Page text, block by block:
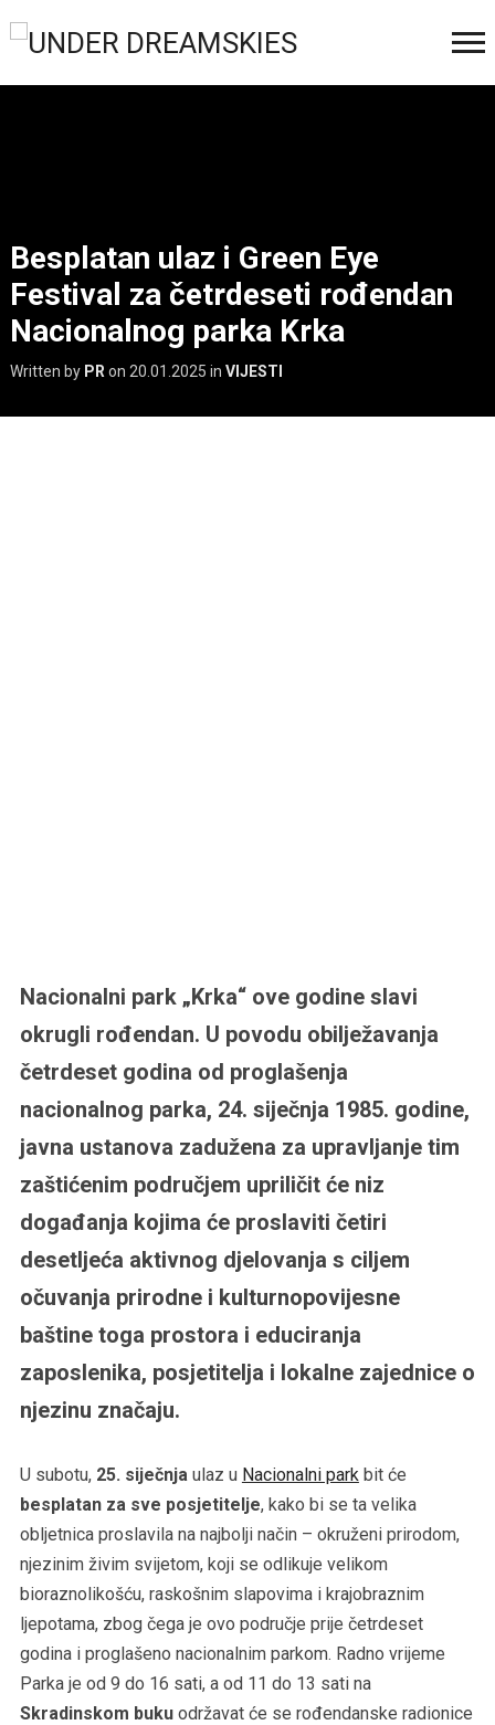
Besplatan ulaz i Green Eye
Festival za četrdeseti rođendan
Nacionalnog parka Krka
Written by PR on 20.01.2025 in VIJESTI
Nacionalni park „Krka“ ove godine slavi
okrugli rođendan. U povodu obilježavanja
četrdeset godina od proglašenja
nacionalnog parka, 24. siječnja 1985. godine,
javna ustanova zadužena za upravljanje tim
zaštićenim područjem upriličit će niz
događanja kojima će proslaviti četiri
desetljeća aktivnog djelovanja s ciljem
očuvanja prirodne i kulturnopovijesne
baštine toga prostora i educiranja
zaposlenika, posjetitelja i lokalne zajednice o
njezinu značaju.
U subotu, 25. siječnja ulaz u Nacionalni park bit će
besplatan za sve posjetitelje, kako bi se ta velika
obljetnica proslavila na najbolji način – okruženi prirodom,
njezinim živim svijetom, koji se odlikuje velikom
bioraznolikošću, raskošnim slapovima i krajobraznim
ljepotama, zbog čega je ovo područje prije četrdeset
godina i proglašeno nacionalnim parkom. Radno vrijeme
Parka je od 9 do 16 sati, a od 11 do 13 sati na
Skradinskom bukuodržavat će se rođendanske radionice